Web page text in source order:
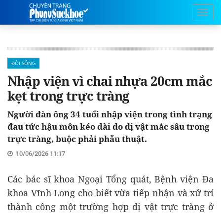
ĐỜI SỐNG
Nhập viện vì chai nhựa 20cm mắc
kẹt trong trực tràng
Người đàn ông 34 tuổi nhập viện trong tình trạng
đau tức hậu môn kéo dài do dị vật mắc sâu trong
trực tràng, buộc phải phẫu thuật.
10/06/2026 11:17
Các bác sĩ khoa Ngoại Tổng quát, Bệnh viện Đa
khoa Vĩnh Long cho biết vừa tiếp nhận và xử trí
thành công một trường hợp dị vật trực tràng ở